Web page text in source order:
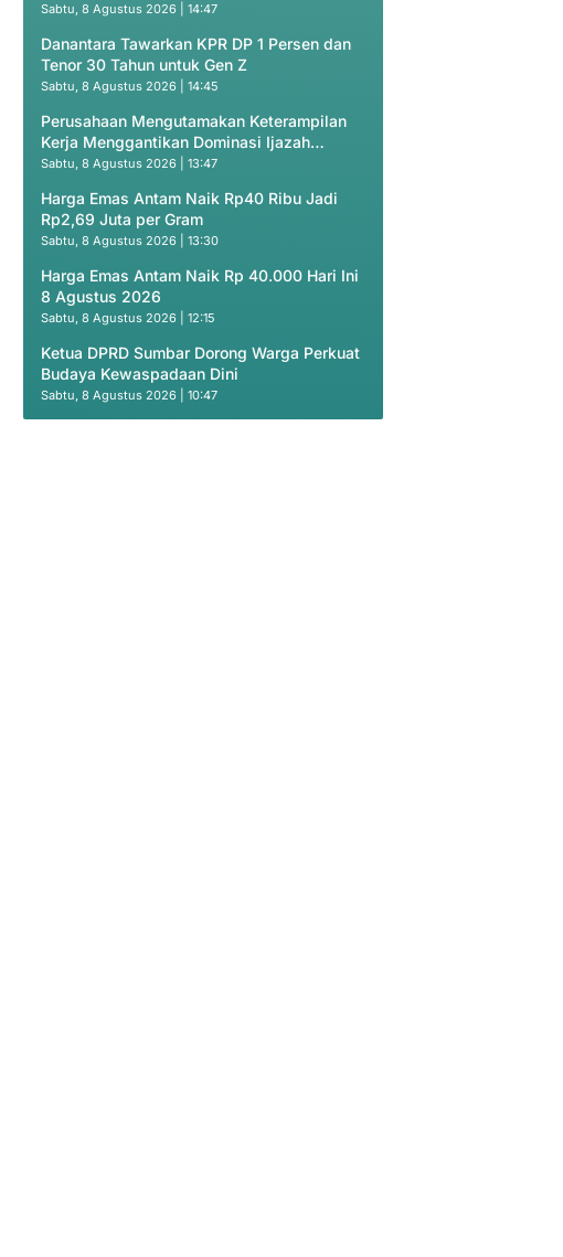
Sabtu, 8 Agustus 2026 | 14:47
Danantara Tawarkan KPR DP 1 Persen dan
Tenor 30 Tahun untuk Gen Z
Sabtu, 8 Agustus 2026 | 14:45
Perusahaan Mengutamakan Keterampilan
Kerja Menggantikan Dominasi Ijazah
Akademik
Sabtu, 8 Agustus 2026 | 13:47
Harga Emas Antam Naik Rp40 Ribu Jadi
Rp2,69 Juta per Gram
Sabtu, 8 Agustus 2026 | 13:30
Harga Emas Antam Naik Rp 40.000 Hari Ini
8 Agustus 2026
Sabtu, 8 Agustus 2026 | 12:15
Ketua DPRD Sumbar Dorong Warga Perkuat
Budaya Kewaspadaan Dini
Sabtu, 8 Agustus 2026 | 10:47